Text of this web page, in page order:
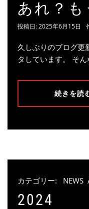
あれ？も
投稿日:2025年6月15日
久しぶりのブログ更
タしています。 そ
続きを読
カテゴリー: NEWS
2024